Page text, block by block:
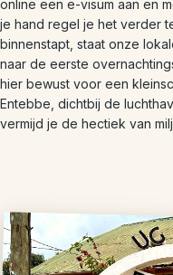
online een e-visum aan en
je hand regel je het verder
binnenstapt, staat onze
naar de eerste
hier bewust voor een
Entebbe, dichtbij de
vermijd je de hectiek van